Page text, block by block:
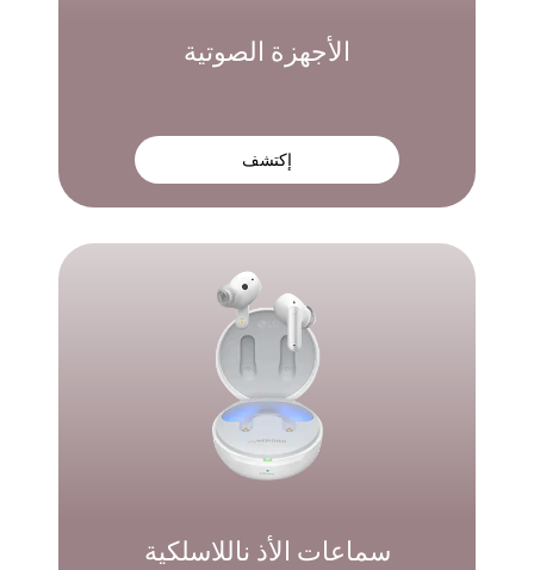
الأجهزة الصوتية
إكتشف
سماعات الأذ ناللاسلكية